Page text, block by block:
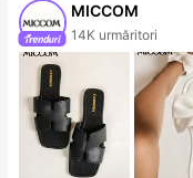
MICCOM
14K urmăritori